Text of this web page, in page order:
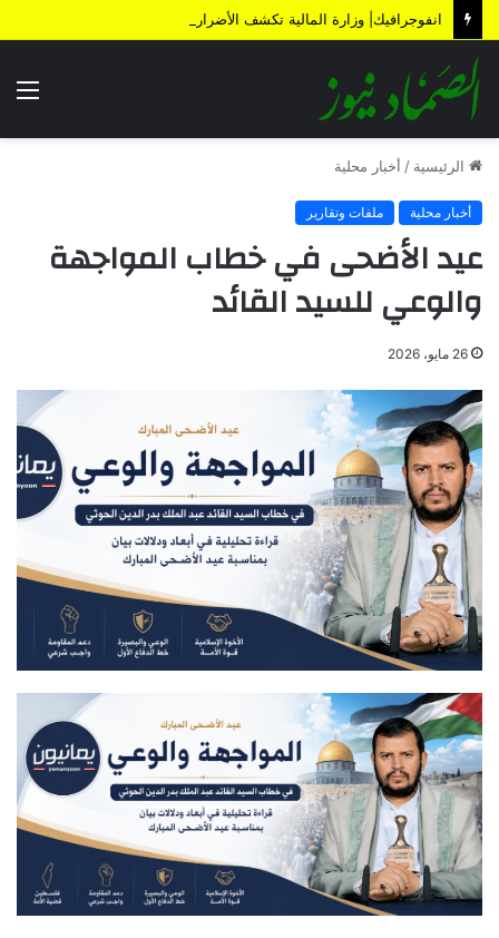
الرئيسية / أخبار محلية
أخبار محلية ملفات وتقارير
عيد الأضحى في خطاب المواجهة
والوعي للسيد القائد
26 مايو، 2026